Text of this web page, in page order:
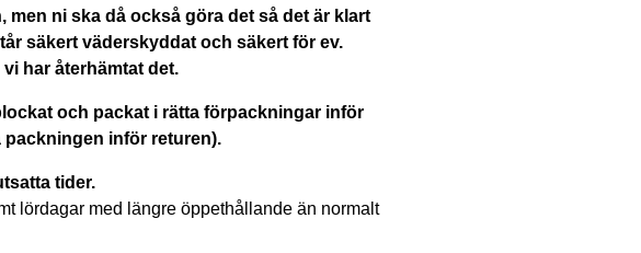
ni ska då också göra det så det är klart
säkert väderskyddat och säkert för ev.
har återhämtat det.
och packat i rätta förpackningar inför
inför returen).
tider.
lördagar med längre öppethållande än normalt